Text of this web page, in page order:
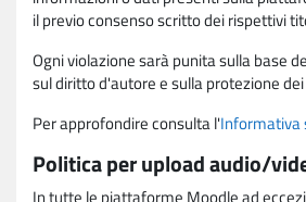
il previo consenso scritto dei rispettivi
Ogni violazione sarà punita sulla base
sul diritto d'autore e sulla protezione
Per approfondire consulta l'Informativa
Politica per upload audio/
In tutte le piattaforme Moodle ad